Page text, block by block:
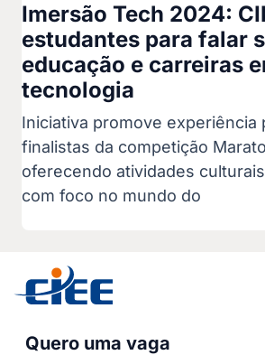
Imersão Tech 2024:
estudantes para falar
educação e carreiras
tecnologia
Iniciativa promove experiência
finalistas da competição
oferecendo atividades
com foco no mundo do
Quero uma vaga